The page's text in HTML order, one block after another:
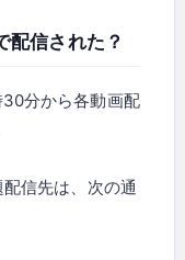
配信された？
分から各動画配
信先は、次の通